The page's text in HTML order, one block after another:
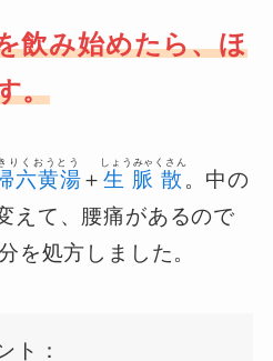
飲み始めたら、ほ
。
六黄湯
りくおうとう
＋生脈散
しょうみゃくさん
。中の
えて、腰痛があるので
を処方しました。
ト：